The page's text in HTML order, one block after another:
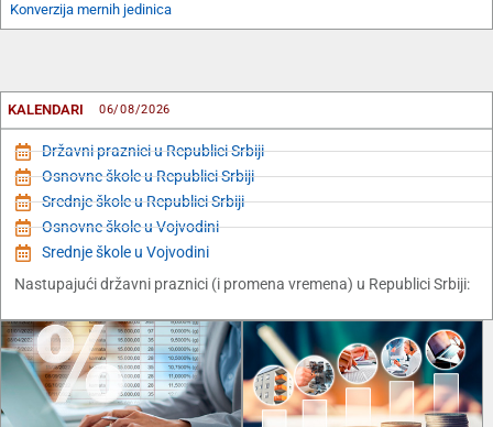
Konverzija mernih jedinica
KALENDARI 06/08/2026
Državni praznici u Republici Srbiji
Osnovne škole u Republici Srbiji
Srednje škole u Republici Srbiji
Osnovne škole u Vojvodini
Srednje škole u Vojvodini
Nastupajući državni praznici (i promena vremena) u Republici Srbiji: